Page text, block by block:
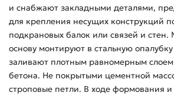
и снабжают закладными деталями,
для крепления несущих конструкций
подкрановых балок или связей и стен.
основу монтируют в стальную
заливают плотным равномерным
бетона. Не покрытыми цементной
строповые петли. В ходе формования